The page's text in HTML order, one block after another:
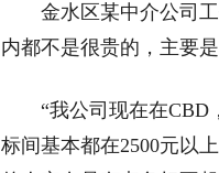
金水区某中介公司工
内都不是很贵的，主要
“我公司现在在CBD，
标间基本都在2500元以